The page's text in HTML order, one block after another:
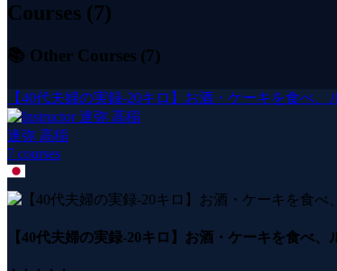
Courses (7)
📚 Other Courses (7)
【40代夫婦の実録-20キロ】お酒・ケーキを食べ
達弥 高稲
7 courses
【40代夫婦の実録-20キロ】お酒・ケーキを食べ